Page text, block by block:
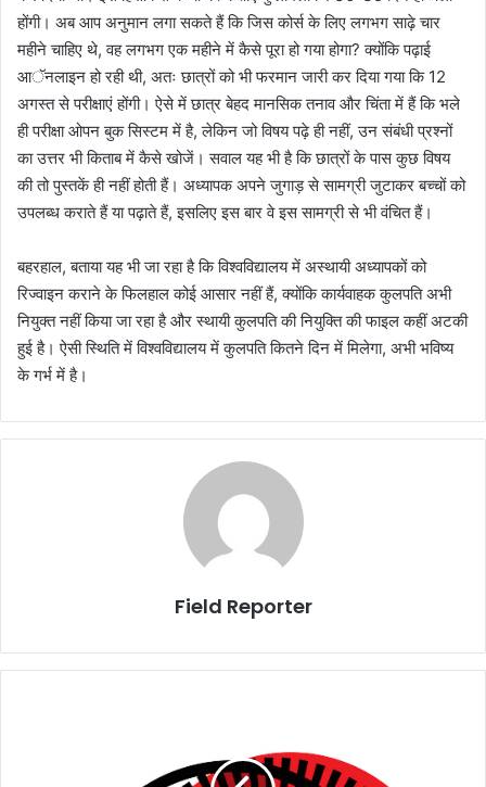
होंगी। अब आप अनुमान लगा सकते हैं कि जिस कोर्स के लिए लगभग साढ़े चार
महीने चाहिए थे, वह लगभग एक महीने में कैसे पूरा हो गया होगा? क्योंकि पढ़ाई
आॅनलाइन हो रही थी, अतः छात्रों को भी फरमान जारी कर दिया गया कि 12
अगस्त से परीक्षाएं होंगी। ऐसे में छात्र बेहद मानसिक तनाव और चिंता में हैं कि भले
ही परीक्षा ओपन बुक सिस्टम में है, लेकिन जो विषय पढ़े ही नहीं, उन संबंधी प्रश्नों
का उत्तर भी किताब में कैसे खोजें। सवाल यह भी है कि छात्रों के पास कुछ विषय
की तो पुस्तकें ही नहीं होती हैं। अध्यापक अपने जुगाड़ से सामग्री जुटाकर बच्चों को
उपलब्ध कराते हैं या पढ़ाते हैं, इसलिए इस बार वे इस सामग्री से भी वंचित हैं।
बहरहाल, बताया यह भी जा रहा है कि विश्वविद्यालय में अस्थायी अध्यापकों को
रिज्वाइन कराने के फिलहाल कोई आसार नहीं हैं, क्योंकि कार्यवाहक कुलपति अभी
नियुक्त नहीं किया जा रहा है और स्थायी कुलपति की नियुक्ति की फाइल कहीं अटकी
हुई है। ऐसी स्थिति में विश्वविद्यालय में कुलपति कितने दिन में मिलेगा, अभी भविष्य
के गर्भ में है।
Field Reporter